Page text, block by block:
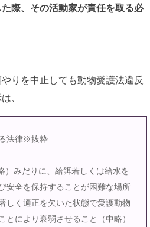
際、その活動家が責任を取る必
りを中止しても動物愛護法違反
、
法律※抜粋
）みだりに、給餌若しくは給水を
安全を保持することが困難な場所
しく適正を欠いた状態で愛護動物
とにより衰弱させること（中略）